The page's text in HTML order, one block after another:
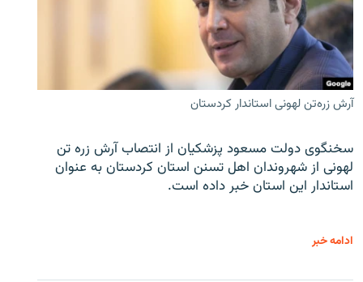
آرش زره‌تن لهونی استاندار کردستان
سخنگوی دولت مسعود پزشکیان از انتصاب آرش زره تن
لهونی از شهروندان اهل تسنن استان کردستان به عنوان
استاندار این استان خبر داده است.
ادامه خبر